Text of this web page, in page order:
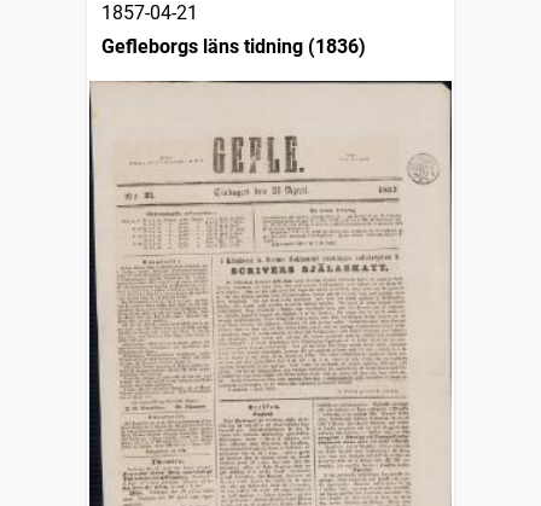
1857-04-21
Gefleborgs läns tidning (1836)